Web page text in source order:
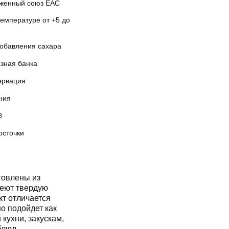
союз EAC
от +5 до
сахара
банка
из
твердую
отличается
подойдет как
закускам,